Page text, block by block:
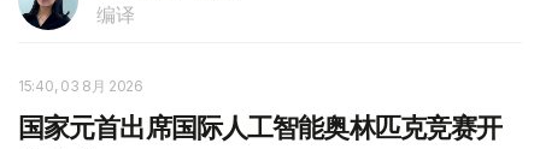
编译
15:40, 03 8月 2026
国家元首出席国际人工智能奥林匹克竞赛开